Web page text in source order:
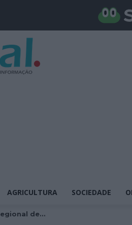
AGRICULTURA SOCIEDADE
de...